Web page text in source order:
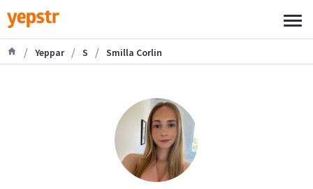
/ Yeppar / S / Smilla Corlin